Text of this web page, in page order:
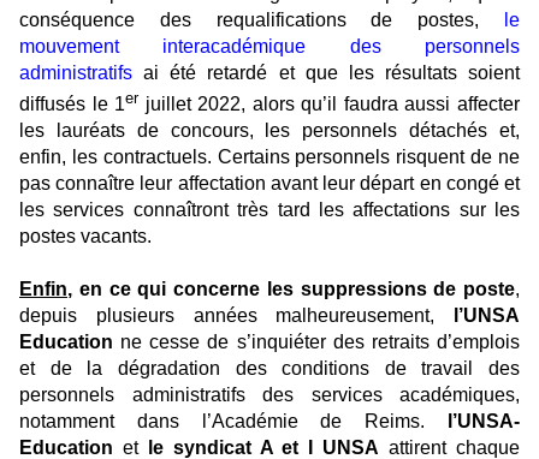
conséquence des requalifications de postes,
le
mouvement interacadémique des personnels
administratifs ai été retardé et que les résultats soient
diffusés le 1er juillet 2022, alors qu’il faudra aussi affecter
les lauréats de concours, les personnels détachés et,
enfin, les contractuels. Certains personnels risquent de ne
pas connaître leur affectation avant leur départ en congé et
les services connaîtront très tard les affectations sur les
postes vacants.
Enfin, en ce qui concerne les suppressions de poste,
depuis plusieurs années malheureusement,
l’UNSA
Education ne cesse de s’inquiéter des retraits d’emplois
et de la dégradation des conditions de travail des
personnels administratifs des services académiques,
notamment dans l’Académie de Reims.
l’UNSA-
Education et le syndicat A et I UNSAattirent chaque